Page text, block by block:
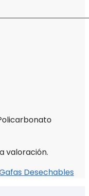
valoración.
Desechables